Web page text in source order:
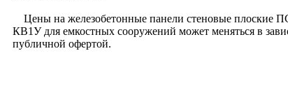
Цены на железобетонные панели стеновые плоские
КВ1У для емкостных сооружений может меняться в
публичной офертой.